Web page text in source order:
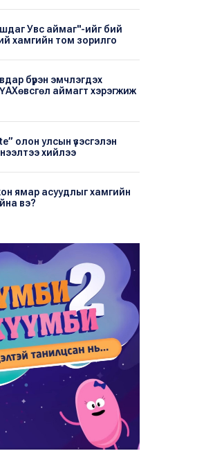
Увс аймаг"-ийг бий
хамгийн том зорилго
бүрэн эмчлэгдэх
аймагт хэрэгжиж
олон улсын үзэсгэлэн
хийлээ
ямар асуудлыг хамгийн
вэ?